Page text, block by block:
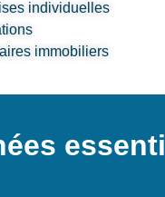
individuelles
immobiliers